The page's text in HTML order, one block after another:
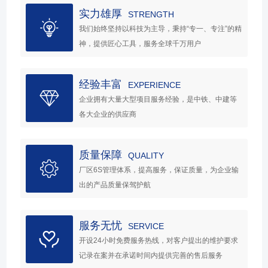
实力雄厚 STRENGTH
我们始终坚持以科技为主导，秉持“专一、专注”的精
神，提供匠心工具，服务全球千万用户
经验丰富 EXPERIENCE
企业拥有大量大型项目服务经验，是中铁、中建等
各大企业的供应商
质量保障 QUALITY
厂区6S管理体系，提高服务，保证质量，为企业输
出的产品质量保驾护航
服务无忧 SERVICE
开设24小时免费服务热线，对客户提出的维护要求
记录在案并在承诺时间内提供完善的售后服务